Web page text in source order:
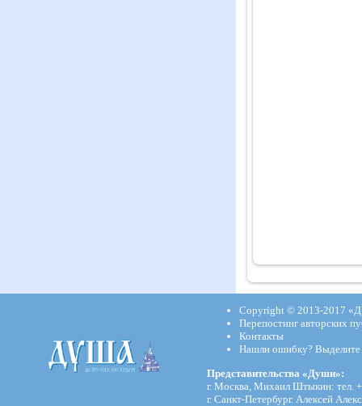
Copyright © 2013-2017
Перепостинг авторских
Контакты
Нашли ошибку?
Представительства «Души»:
г. Москва, Михаил Штыкин: тел.
г. Санкт-Петербург. Алексей